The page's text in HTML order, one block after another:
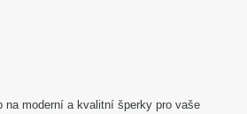
na moderní a kvalitní šperky pro vaše